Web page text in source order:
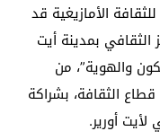
الأمازيغية قد
بمدينة أيت
والهوية”، من
الثقافة، بشراكة
أورير.